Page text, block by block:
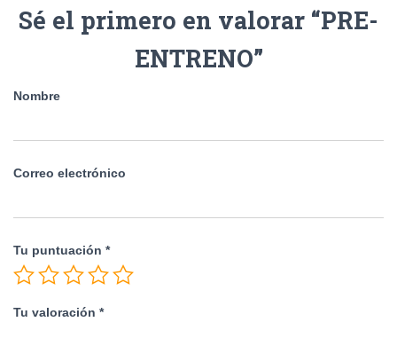
Sé el primero en valorar “PRE-
ENTRENO”
Nombre
Correo electrónico
Tu puntuación *
Tu valoración *